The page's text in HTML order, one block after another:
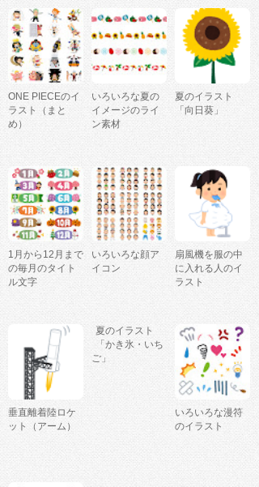
ONE PIECEのイ
ラスト（まと
め）
いろいろな夏の
イメージのライ
ン素材
夏のイラスト
「向日葵」
1月から12月まで
の毎月のタイト
ル文字
いろいろな顔ア
イコン
扇風機を服の中
に入れる人のイ
ラスト
垂直離着陸ロケ
ット（アーム）
夏のイラスト
「かき氷・いち
ご」
いろいろな漫符
のイラスト